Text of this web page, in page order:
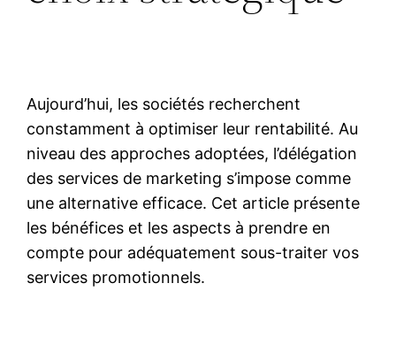
Aujourd’hui, les sociétés recherchent
constamment à optimiser leur rentabilité. Au
niveau des approches adoptées, l’délégation
des services de marketing s’impose comme
une alternative efficace. Cet article présente
les bénéfices et les aspects à prendre en
compte pour adéquatement sous-traiter vos
services promotionnels.